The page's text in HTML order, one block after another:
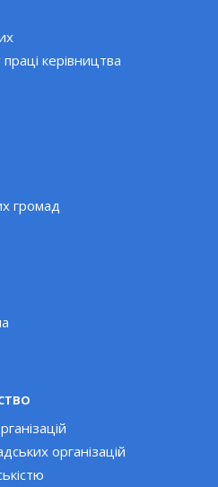
керівництва
громад
організацій